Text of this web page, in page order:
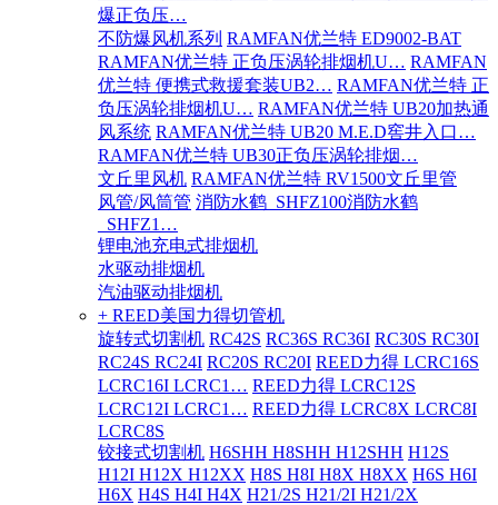
爆正负压…
不防爆风机系列 RAMFAN优兰特 ED9002-BAT
RAMFAN优兰特 正负压涡轮排烟机U… RAMFAN
优兰特 便携式救援套装UB2… RAMFAN优兰特 正
负压涡轮排烟机U… RAMFAN优兰特 UB20加热通
风系统 RAMFAN优兰特 UB20 M.E.D窖井入口…
RAMFAN优兰特 UB30正负压涡轮排烟…
文丘里风机 RAMFAN优兰特 RV1500文丘里管
风管/风筒管 消防水鹤_SHFZ100消防水鹤
_SHFZ1…
锂电池充电式排烟机
水驱动排烟机
汽油驱动排烟机
+ REED美国力得切管机
旋转式切割机 RC42S RC36S RC36I RC30S RC30I
RC24S RC24I RC20S RC20I REED力得 LCRC16S
LCRC16I LCRC1… REED力得 LCRC12S
LCRC12I LCRC1… REED力得 LCRC8X LCRC8I
LCRC8S
铰接式切割机 H6SHH H8SHH H12SHH H12S
H12I H12X H12XX H8S H8I H8X H8XX H6S H6I
H6X H4S H4I H4X H21/2S H21/2I H21/2X